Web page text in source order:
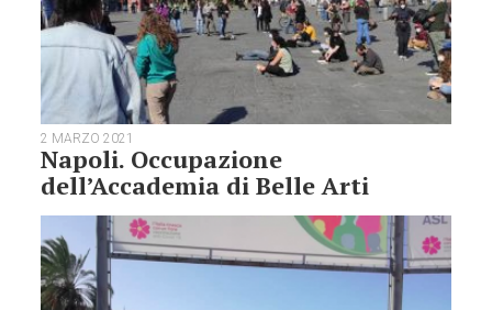
2 MARZO 2021
Napoli. Occupazione
dell’Accademia di Belle Arti